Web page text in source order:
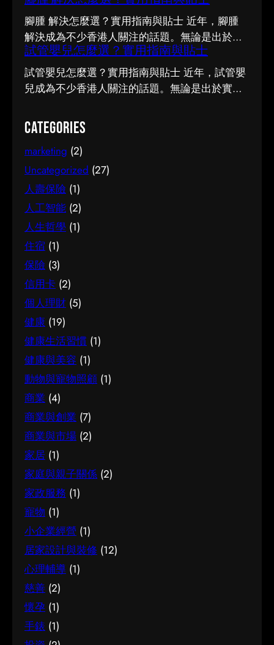
得留意的重點，希望能幫助你更清晰地掌握簿記
服務的相關知識。 事前要留意甚麼 在做決定之
前，有幾點值得特別留意。首先，每個人的情況
不盡相同，適合別人的未必適合自己；其次，資
訊來源是否可靠同樣關鍵。如有任何疑問，諮詢
相關範疇的專業人士，往往能得到更貼合個人需
幫你少走冤枉路：先設定清晰的目標與預算、收
集足夠的資料再比較，以及保留彈性以應對變
化。把這些習慣養成，做選擇時自然更得心應
手。 因應需要選擇 不同的情境，對簿記服務的要
求也不一樣。先想清楚自己最常遇到的情況與優
先考量，再作選擇，就能避免買了用不上、或選
了不合適的尷尬，讓每一分付出都用得其所。 如
何選擇 在考慮簿記服務時，建議從自己的實際需
要出發，比較不同選擇的特點與條件，而非單看
價錢或表面資訊。多參考可靠來源、細閱詳情，
有助找到最切合需要的方案。想進一步了解相關
資訊，可以參考簿記服務，當中有更詳細的介
紹。 簿記服務是甚麼 要真正掌握簿記服務，第一
步是建立正確的基礎認知。很多誤解往往源於資
訊不足或一知半解，因此花點時間了解它的本質
與背景，是值得的投資。 它的重要性 認真了解簿
記服務的好處顯而易見：當你清楚自己面對的選
擇與條件，便更容易避開常見的陷阱，把時間與
資源花在真正合適的地方，這也是做足功課的價
值所在。 結語 說到底，面對簿記服務，最重要的
是保持理性、做足功課，並按自己的實際情況作
判斷。願這篇文章能成為你的實用參考，讓你在
選擇時更有信心。
腳腫 解決怎麼選？實用指南與貼士 近年，腳腫
解決成為不少香港人關注的話題。無論是出於實
際需要還是興趣，先對它有基本認識，都有助我
們作出更明智的決定。這篇文章會從不同角度，
和大家分享關於腳腫 解決的實用資訊。 它的重要
阱，把時間與資源花在真正合適的地方，這也是
做足功課的價值所在。 事前要留意甚麼 在做決定
之前，有幾點值得特別留意。首先，每個人的情
況不盡相同，適合別人的未必適合自己；其次，
資訊來源是否可靠同樣關鍵。如有任何疑問，諮
詢相關範疇的專業人士，往往能得到更貼合個人
需要的建議。 聰明選擇的方法 幾個簡單的方法，
能幫你少走冤枉路：先設定清晰的目標與預算、
收集足夠的資料再比較，以及保留彈性以應對變
化。把這些習慣養成，做選擇時自然更得心應
手。 因應需要選擇 不同的情境，對腳腫 解決的
要求也不一樣。先想清楚自己最常遇到的情況與
優先考量，再作選擇，就能避免買了用不上、或
選了不合適的尷尬，讓每一分付出都用得其所。
如何選擇 在考慮腳腫 解決時，建議從自己的實際
需要出發，比較不同選擇的特點與條件，而非單
看價錢或表面資訊。多參考可靠來源、細閱詳
情，有助找到最切合需要的方案。想進一步了解
相關資訊，可以參考腳腫 解決，當中有更詳細的
介紹。 腳腫 解決是甚麼 要真正掌握腳腫 解決，
第一步是建立正確的基礎認知。很多誤解往往源
於資訊不足或一知半解，因此花點時間了解它的
本質與背景，是值得的投資。 總結 總括而言，了
解腳腫 解決的關鍵在於掌握足夠資訊、認清自己
的需要，並在有需要時尋求專業意見。希望這篇
分享能為你提供有用的參考，助你作出安心又合
適的決定。
試管嬰兒怎麼選？實用指南與貼士
試管嬰兒怎麼選？實用指南與貼士 近年，試管嬰
兒成為不少香港人關注的話題。無論是出於實際
作出更明智的決定。這篇文章會從不同角度，和
大家分享關於試管嬰兒的實用資訊。 它的重要性
認真了解試管嬰兒的好處顯而易見：當你清楚自
己面對的選擇與條件，便更容易避開常見的陷
阱，把時間與資源花在真正合適的地方，這也是
做足功課的價值所在。 事前要留意甚麼 在做決定
之前，有幾點值得特別留意。首先，每個人的情
況不盡相同，適合別人的未必適合自己；其次，
資訊來源是否可靠同樣關鍵。如有任何疑問，諮
詢相關範疇的專業人士，往往能得到更貼合個人
需要的建議。 聰明選擇的方法 幾個簡單的方法，
能幫你少走冤枉路：先設定清晰的目標與預算、
收集足夠的資料再比較，以及保留彈性以應對變
化。把這些習慣養成，做選擇時自然更得心應
手。 因應需要選擇 不同的情境，對試管嬰兒的要
求也不一樣。先想清楚自己最常遇到的情況與優
先考量，再作選擇，就能避免買了用不上、或選
了不合適的尷尬，讓每一分付出都用得其所。 如
何選擇 在考慮試管嬰兒時，建議從自己的實際需
要出發，比較不同選擇的特點與條件，而非單看
價錢或表面資訊。多參考可靠來源、細閱詳情，
有助找到最切合需要的方案。想進一步了解相關
資訊，可以參考試管嬰兒，當中有更詳細的介
紹。 試管嬰兒是甚麼 要真正掌握試管嬰兒，第一
步是建立正確的基礎認知。很多誤解往往源於資
訊不足或一知半解，因此花點時間了解它的本質
與背景，是值得的投資。 總結 總括而言，了解試
管嬰兒的關鍵在於掌握足夠資訊、認清自己的需
要，並在有需要時尋求專業意見。希望這篇分享
能為你提供有用的參考，助你作出安心又合適的
決定。
Categories
marketing (2)
Uncategorized (27)
人壽保險 (1)
人工智能 (2)
人生哲學 (1)
住宿 (1)
保險 (3)
信用卡 (2)
個人理財 (5)
健康 (19)
健康生活習慣 (1)
健康與美容 (1)
動物與寵物照顧 (1)
商業 (4)
商業與創業 (7)
商業與市場 (2)
家居 (1)
家庭與親子關係 (2)
家政服務 (1)
寵物 (1)
小企業經營 (1)
居家設計與裝修 (12)
心理輔導 (1)
慈善 (2)
懷孕 (1)
手錶 (1)